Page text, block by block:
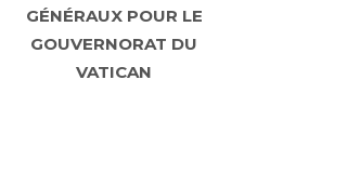
GÉNÉRAUX POUR LE
GOUVERNORAT DU
VATICAN